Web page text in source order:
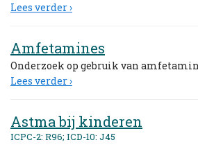
Lees verder ›
Amfetamines
Onderzoek op gebruik van
Lees verder ›
Astma bij kinderen
ICPC-2: R96; ICD-10: J45